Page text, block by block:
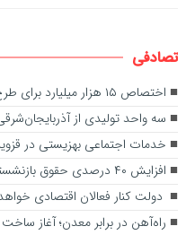
تصادفی
اختصاص ۱۵ هزار میلیارد برای طرح‌های آبرسانی در آذربایجان‌غربی
سه واحد تولیدی از
خدمات اجتماعی بهزیستی در قزوین ۱۳۰۰ میلیارد ریال اعتبار
افزایش ۴۰ درصدی حقوق بازنشستگان کشوری تکذیب شد
دولت کنار فعالان اقتصادی
راه‌آهن در برابر معدن؛ آغاز